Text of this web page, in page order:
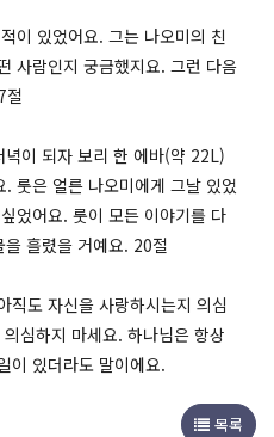
이 있었어요. 그는 나오미의 친
사람인지 궁금했지요. 그런 다음
절
이 되자 보리 한 에바(약 22L)
룻은 얼른 나오미에게 그날 있었
었어요. 룻이 모든 이야기를 다
흘렸을 거예요. 20절
직도 자신을 사랑하시는지 의심
심하지 마세요. 하나님은 항상
이 있더라도 말이에요.
목록